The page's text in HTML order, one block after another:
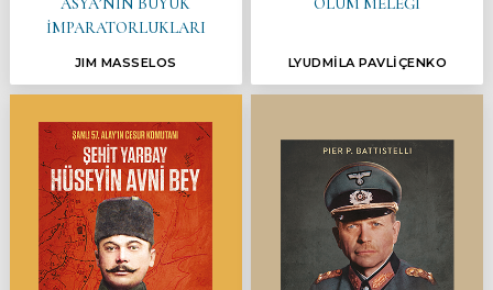
ASYA’NIN BÜYÜK
İMPARATORLUKLARI
JIM MASSELOS
ÖLÜM MELEĞİ
LYUDMİLA PAVLİÇENKO